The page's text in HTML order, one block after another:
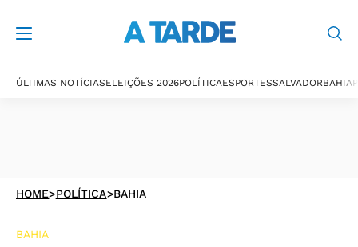
ÚLTIMAS NOTÍCIASELEIÇÕES 2026POLÍTICAESPORTESSALVADORBAHIA
HOME>POLÍTICA>BAHIA
BAHIA